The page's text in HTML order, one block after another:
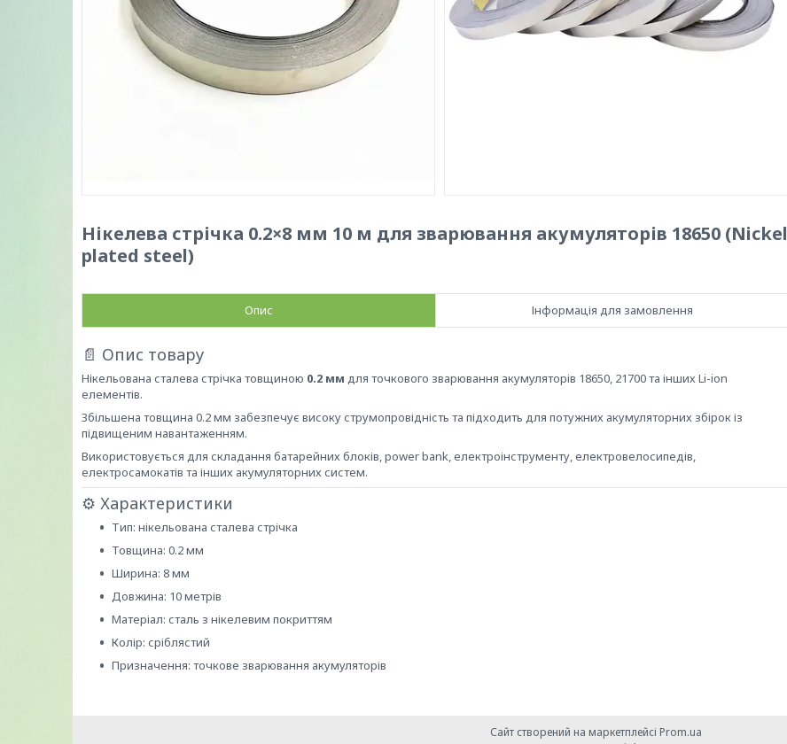
Нікелева стрічка 0.2×8 мм 10 м для зварювання акумуляторів 18650 (Nickel
plated steel)
Опис Інформація для замовлення
📄 Опис товару
Нікельована сталева стрічка товщиною 0.2 мм для точкового зварювання акумуляторів 18650, 21700 та інших Li-ion
елементів.
Збільшена товщина 0.2 мм забезпечує високу струмопровідність та підходить для потужних акумуляторних збірок із
підвищеним навантаженням.
Використовується для складання батарейних блоків, power bank, електроінструменту, електровелосипедів,
електросамокатів та інших акумуляторних систем.
⚙ Характеристики
Тип: нікельована сталева стрічка
Товщина: 0.2 мм
Ширина: 8 мм
Довжина: 10 метрів
Матеріал: сталь з нікелевим покриттям
Колір: сріблястий
Призначення: точкове зварювання акумуляторів
Сайт створений на маркетплейсі Prom.ua